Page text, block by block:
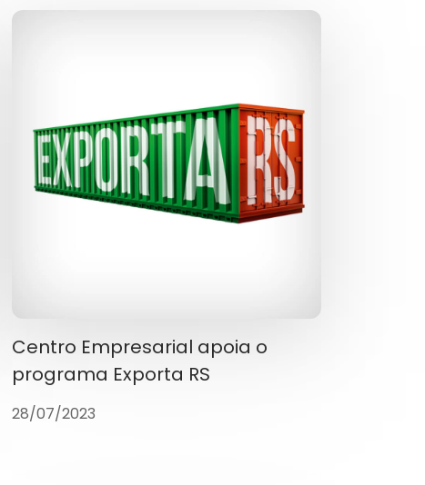
Centro Empresarial apoia o
programa Exporta RS
28/07/2023